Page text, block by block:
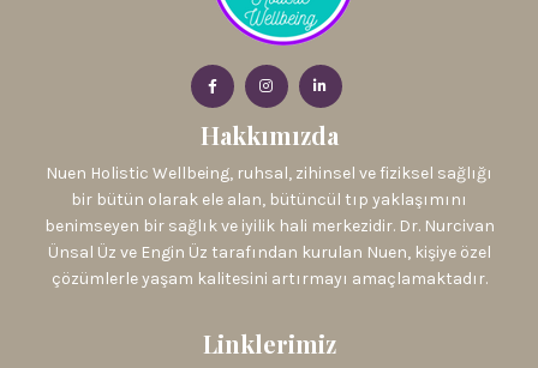
Hakkımızda
Nuen Holistic Wellbeing, ruhsal, zihinsel ve fiziksel sağlığı
bir bütün olarak ele alan, bütüncül tıp yaklaşımını
benimseyen bir sağlık ve iyilik hali merkezidir. Dr. Nurcivan
Ünsal Üz ve Engin Üz tarafından kurulan Nuen, kişiye özel
çözümlerle yaşam kalitesini artırmayı amaçlamaktadır.
Linklerimiz